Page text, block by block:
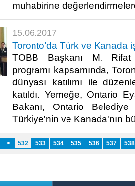
muhabirine
15.06.2017
Toronto’da Türk ve Kanada
TOBB Başkanı M. Rifat
programı kapsamında,
dünyası katılımı ile
katıldı. Yemeğe, Ontario
Bakanı, Ontario Belediye
Türkiye'nin ve Kanada'nın
< 532 533 534 535 536 537 538